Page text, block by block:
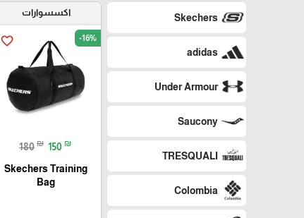
Skechers
adidas
Under Armour
Saucony
TRESQUALI
Colombia
اكسسوارات
favorite_border -16%
180 ₪ 150 ₪
Skechers Training
Bag